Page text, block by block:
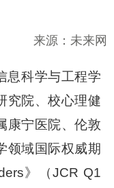
来源：未来网
息科学与工程学
究院、校心理健
康宁医院、伦敦
领域国际权威期
》（JCR Q1